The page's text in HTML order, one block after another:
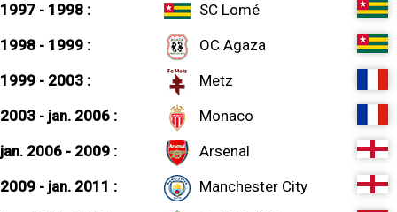
1997 - 1998 :
SC Lomé
1998 - 1999 :
OC Agaza
1999 - 2003 :
Metz
2003 - jan. 2006 :
Monaco
jan. 2006 - 2009 :
Arsenal
2009 - jan. 2011 :
Manchester City